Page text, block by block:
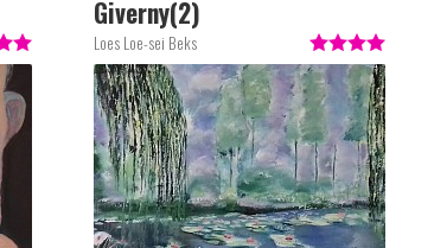
Loes Loe-sei Beks
Giverny(2)